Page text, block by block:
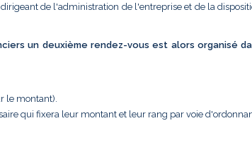
de l'administration de l'entreprise et de la
un deuxième rendez-vous est alors organisé
le montant).
qui fixera leur montant et leur rang par voie